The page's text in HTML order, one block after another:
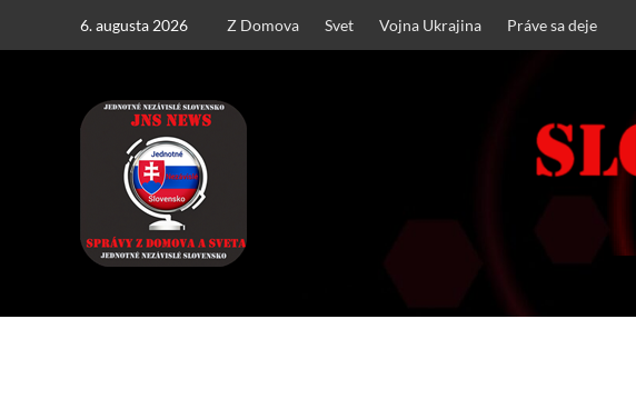
6. augusta 2026 Z Domova Svet Vojna Ukrajina Práve sa deje